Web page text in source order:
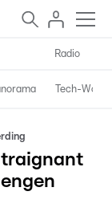
Radio
Tech-World